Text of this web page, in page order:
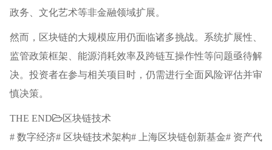
政务、文化艺术等非金融领域扩展。
然而，区块链的大规模应用仍面临诸多挑战。系统扩展性、
监管政策框架、能源消耗效率及跨链互操作性等问题亟待解
决。投资者在参与相关项目时，仍需进行全面风险评估并审
慎决策。
THE END
区块链技术
# 数字经济# 区块链技术架构# 上海区块链创新基金# 资产代